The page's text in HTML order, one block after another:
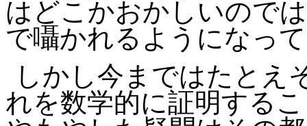
はどこかおかしいので
で囁かれるようになっ
しかし今まではたとえ
れを数学的に証明する